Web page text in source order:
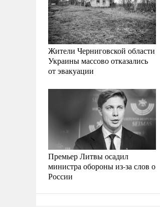
Жители Черниговской области
Украины массово отказались
от эвакуации
Премьер Литвы осадил
министра обороны из-за слов о
России